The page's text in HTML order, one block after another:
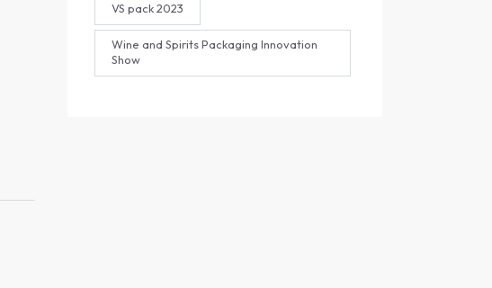
VS pack 2023
Wine and Spirits Packaging Innovation
Show